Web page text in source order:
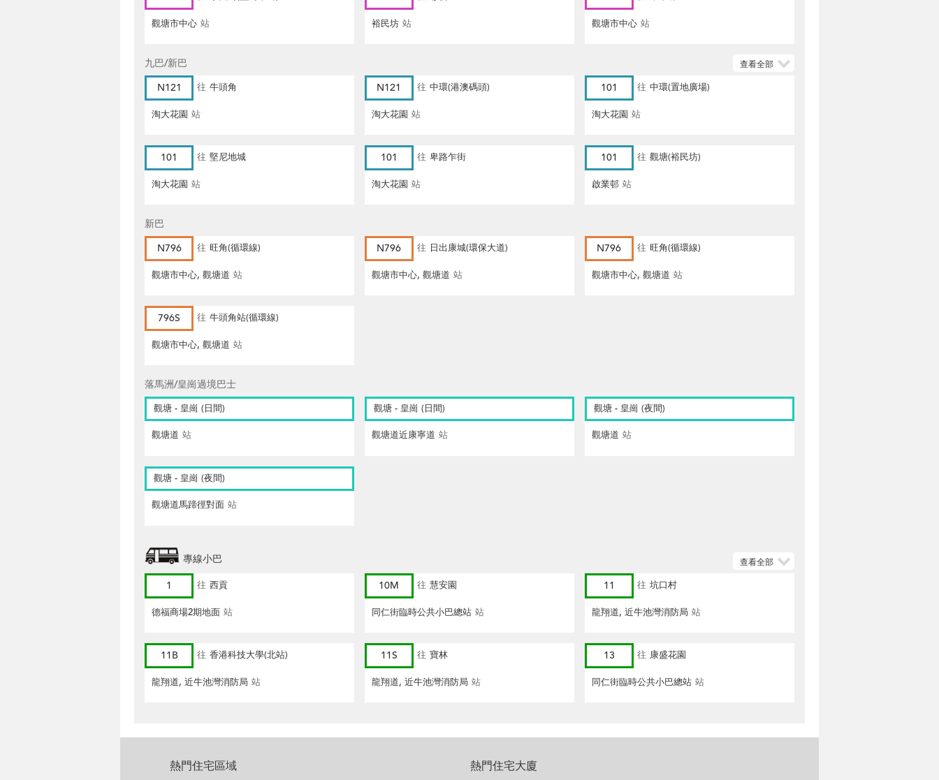
觀塘市中心 站 裕民坊 站 觀塘市中心 站
九巴/新巴
N121
往 牛頭角
淘大花園 站
N121 往 中環(港澳碼頭)
淘大花園 站
101 往 中環(置地廣場)
淘大花園 站
101 往 堅尼地城
淘大花園 站
101 往 卑路乍街
淘大花園 站
101 往 觀塘(裕民坊)
啟業邨 站
查看全部
新巴
N796
往 旺角(循環線)
觀塘市中心, 觀塘道 站
N796 往 日出康城(環保大道)
觀塘市中心, 觀塘道 站
N796 往 旺角(循環線)
觀塘市中心, 觀塘道 站
796S 往 牛頭角站(循環線)
觀塘市中心, 觀塘道 站
落馬洲/皇崗過境巴士
觀塘 - 皇崗 (日間)
觀塘道 站
觀塘 - 皇崗 (日間)
觀塘道近康寧道 站
觀塘 - 皇崗 (夜間)
觀塘道 站
觀塘 - 皇崗 (夜間)
觀塘道馬蹄徑對面 站
專線小巴
1
往 西貢
德福商場2期地面 站
10M 往 慧安園
同仁街臨時公共小巴總站 站
11 往 坑口村
龍翔道, 近牛池灣消防局 站
11B 往 香港科技大學(北站)
龍翔道, 近牛池灣消防局 站
11S 往 寶林
龍翔道, 近牛池灣消防局 站
13 往 康盛花園
同仁街臨時公共小巴總站 站
查看全部
熱門住宅區域 熱門住宅大廈